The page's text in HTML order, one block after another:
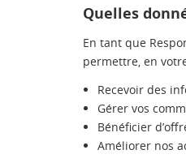
Quelles
En tant que
permettre, en
Recevoir des
Gérer vos
Bénéficier
Améliorer nos